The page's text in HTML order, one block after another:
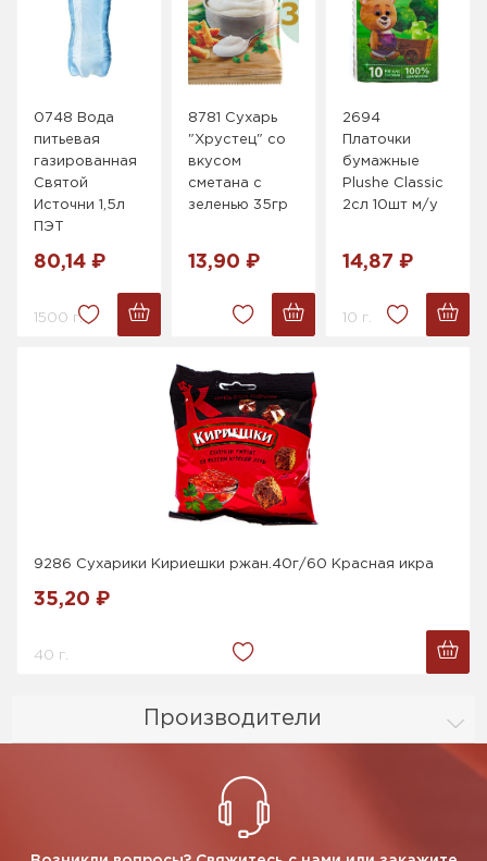
Производители
0748 Вода
питьевая
газированная
Святой
Источни 1,5л
ПЭТ
80,14 ₽
1500 г.
8781 Сухарь
"Хрустец" со
вкусом
сметана с
зеленью 35гр
13,90 ₽
2694
Платочки
бумажные
Plushe Classic
2сл 10шт м/у
14,87 ₽
10 г.
9286 Сухарики Кириешки ржан.40г/60 Красная икра
35,20 ₽
40 г.